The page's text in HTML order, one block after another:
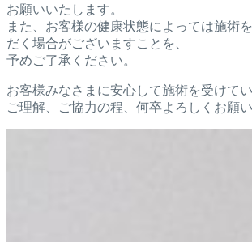
お願いいたします。
また、お客様の健康状態に よっては施術
だく場合がございますことを、
予めご了承ください。
お客様みなさまに安心して施術を受けてい
ご理解、ご協力の程、何卒よろしくお願